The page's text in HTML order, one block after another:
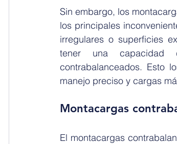
Sin embargo, los
los principales
irregulares o superficies
tener una capacidad
contrabalanceados. Esto
manejo preciso y cargas
Montacargas
El montacargas